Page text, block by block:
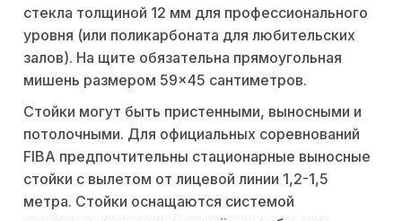
стекла толщиной 12 мм для профессионального
уровня (или поликарбоната для любительских
залов). На щите обязательна прямоугольная
мишень размером 59×45 сантиметров.
Стойки могут быть пристенными, выносными и
потолочными. Для официальных соревнований
FIBA предпочтительны стационарные выносные
стойки с вылетом от лицевой линии 1,2-1,5
метра. Стойки оснащаются системой